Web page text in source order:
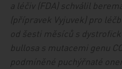
a léčiv (FDA) schválil
(přípravek Vyjuvek) pro
od šesti měsíců s
bullosa s mutacemi genu
podmíněné puchýřnaté